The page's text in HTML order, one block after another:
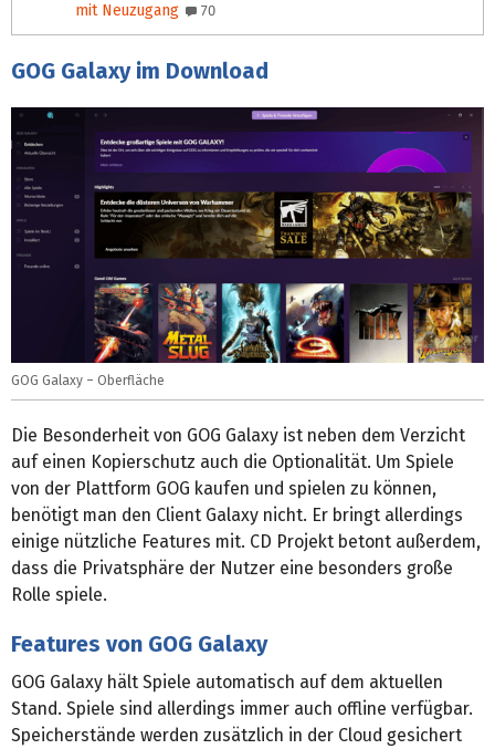
mit Neuzugang
70
GOG Galaxy im Download
GOG Galaxy – Oberfläche
Die Besonderheit von GOG Galaxy ist neben dem Verzicht
auf einen Kopierschutz auch die Optionalität. Um Spiele
von der Plattform GOG kaufen und spielen zu können,
benötigt man den Client Galaxy nicht. Er bringt allerdings
einige nützliche Features mit. CD Projekt betont außerdem,
dass die Privatsphäre der Nutzer eine besonders große
Rolle spiele.
Features von GOG Galaxy
GOG Galaxy hält Spiele automatisch auf dem aktuellen
Stand. Spiele sind allerdings immer auch offline verfügbar.
Speicherstände werden zusätzlich in der Cloud gesichert